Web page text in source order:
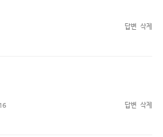
답변 삭제
답변 삭제